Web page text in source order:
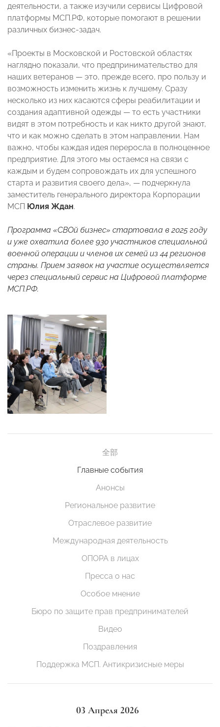
деятельности, а также изучили сервисы Цифровой
платформы МСП.РФ, которые помогают в решении
различных бизнес-задач.
«Проекты в Московской и Ростовской областях
наглядно показали, что предпринимательство для
наших ветеранов — это, прежде всего, про пользу и
возможность изменить жизнь к лучшему. Сразу
несколько из них касаются сферы реабилитации и
создания адаптивной одежды — то есть участники
видят в этом потребность и как никто другой знают,
что и как можно сделать в этом направлении. Нам
важно, чтобы каждая идея переросла в полноценное
предприятие. Для этого мы остаемся на связи с
каждым и будем сопровождать их для успешного
старта и развития своего дела», — подчеркнула
заместитель генерального директора Корпорации
МСП Юлия Ждан.
Программа «СВОй бизнес» стартовала в 2025 году
и уже охватила более 930 участников специальной
военной операции и членов их семей из 44 регионов
страны. Прием заявок на участие осуществляется
через специальный сервис на Цифровой платформе
МСП.РФ.
全部
Главные события
Анонсы
Региональное развитие
Отраслевое развитие
Международная деятельность
ОПОРА в лицах
Пресса о нас
Особое мнение
Бюро по защите прав предпринимателей
Видео
Поздравления
Поддержка МСП. Антикризисные меры
03 Апреля 2026